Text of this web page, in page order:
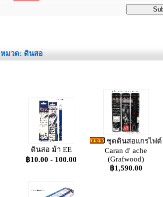
หมวด: ดินสอ
ดินสอ ม้า EE
฿10.00 - 100.00
ชุดดินสอแกรไฟต์
Caran d' ache
(Grafwood)
฿1,590.00